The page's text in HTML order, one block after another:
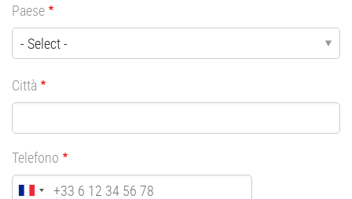
Paese
Città
Telefono